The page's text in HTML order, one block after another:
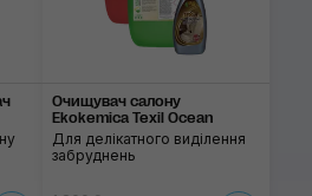
Очищувач салону
Ekokemica Texil Ocean
Для делікатного виділення
забруднень